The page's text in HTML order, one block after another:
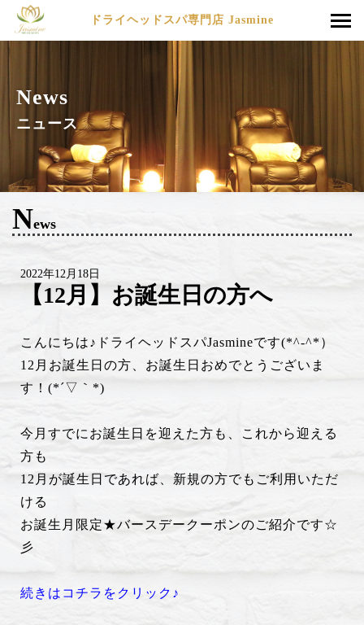
ドライヘッドスパ専門店 Jasmine
News
ニュース
News
2022年12月18日
【12月】お誕生日の方へ
こんにちは♪ドライヘッドスパJasmineです(*^-^*）
12月お誕生日の方、お誕生日おめでとうございま
す！(*´▽｀*)
今月すでにお誕生日を迎えた方も、これから迎える
方も
12月が誕生日であれば、新規の方でもご利用いただ
ける
お誕生月限定★バースデークーポンのご紹介です☆
彡
続きはコチラをクリック♪